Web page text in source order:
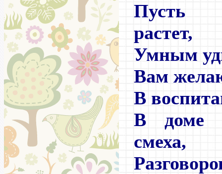
Пусть
растет,
Умным
Вам
В
В доме
смеха,